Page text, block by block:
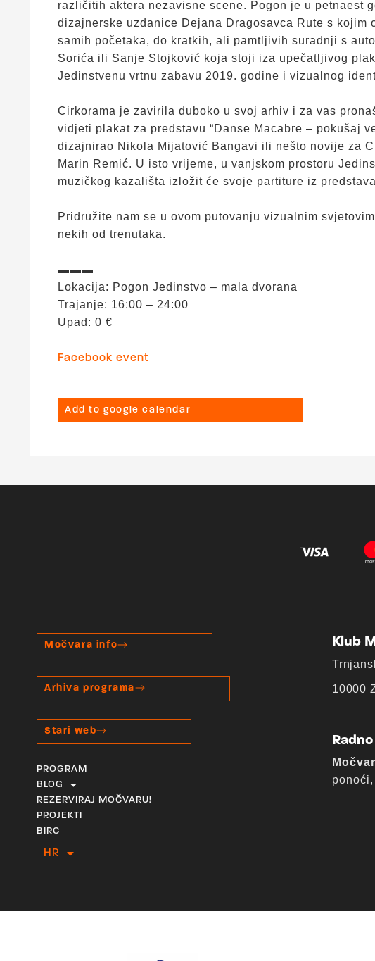
različitih aktera nezavisne scene. Pogon je u petnaest
dizajnerske uzdanice Dejana Dragosavca Rute s
samih početaka, do kratkih, ali pamtljivih suradnji s
Sorića ili Sanje Stojković koja stoji iza upečatljivog
Jedinstvenu vrtnu zabavu 2019. godine i vizualnog
Cirkorama je zavirila duboko u svoj arhiv i za vas
vidjeti plakat za predstavu “Danse Macabre – pokušaj
dizajnirao Nikola Mijatović Bangavi ili nešto novije za
Marin Remić. U isto vrijeme, u vanjskom prostoru
muzičkog kazališta izložit će svoje partiture iz
Pridružite nam se u ovom putovanju vizualnim
nekih od trenutaka.
▬▬▬
Lokacija: Pogon Jedinstvo – mala dvorana
Trajanje: 16:00 – 24:00
Upad: 0 €
Facebook event
Add to google calendar
Močvara info
Arhiva programa
Stari web
PROGRAM
BLOG
REZERVIRAJ MOČVARU!
PROJEKTI
BIRC
HR
EN
Klub
10000